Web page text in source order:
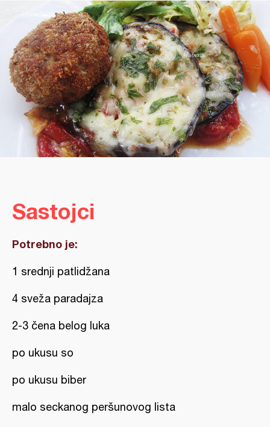
Sastojci
Potrebno je:
1 srednji patlidžana
4 sveža paradajza
2-3 čena belog luka
po ukusu so
po ukusu biber
malo seckanog peršunovog lista